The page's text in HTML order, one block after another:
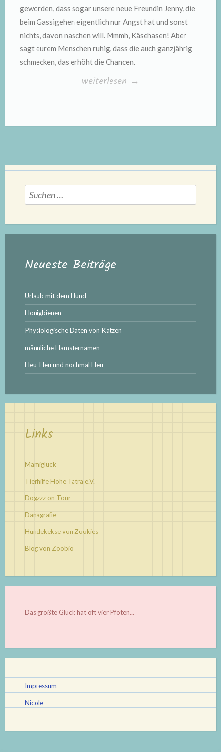
geworden, dass sogar unsere neue Freundin Jenny, die
beim Gassigehen eigentlich nur Angst hat und sonst
nichts, davon naschen will. Mmmh, Käsehasen! Aber
sagt eurem Menschen ruhig, dass die auch ganzjährig
schmecken, das erhöht die Chancen.
„Kleine
groß,
weiterlesen →
Suchen
nach:
Neueste Beiträge
Urlaub mit dem Hund
Honigbienen
Physiologische Daten von Katzen
männliche Hamsternamen
Heu, Heu und nochmal Heu
Links
Mamiglück
Tierhilfe Hohe Tatra e.V.
Dogzzz on Tour
Danagrafie
Hundekekse von Zookies
Blog von Zoobio
Das größte Glück hat oft vier Pfoten...
Impressum
Nicole